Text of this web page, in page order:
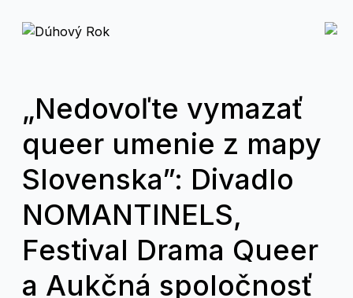
„Nedovoľte vymazať
queer umenie z mapy
Slovenska”: Divadlo
NOMANTINELS,
Festival Drama Queer
a Aukčná spoločnosť